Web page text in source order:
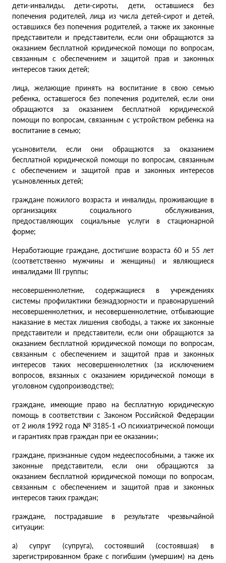
дети-инвалиды, дети-сироты, дети, оставшиеся без
попечения родителей, лица из числа детей-сирот и детей,
оставшихся без попечения родителей, а также их законные
представители и представители, если они обращаются за
оказанием бесплатной юридической помощи по вопросам,
связанным с обеспечением и защитой прав и законных
интересов таких детей;
лица, желающие принять на воспитание в свою семью
ребенка, оставшегося без попечения родителей, если они
обращаются за оказанием бесплатной юридической
помощи по вопросам, связанным с устройством ребенка на
воспитание в семью;
усыновители, если они обращаются за оказанием
бесплатной юридической помощи по вопросам, связанным
с обеспечением и защитой прав и законных интересов
усыновленных детей;
граждане пожилого возраста и инвалиды, проживающие в
организациях социального обслуживания,
предоставляющих социальные услуги в стационарной
форме;
Неработающие граждане, достигшие возраста 60 и 55 лет
(соответственно мужчины и женщины) и являющиеся
инвалидами III группы;
несовершеннолетние, содержащиеся в учреждениях
системы профилактики безнадзорности и правонарушений
несовершеннолетних, и несовершеннолетние, отбывающие
наказание в местах лишения свободы, а также их законные
представители и представители, если они обращаются за
оказанием бесплатной юридической помощи по вопросам,
связанным с обеспечением и защитой прав и законных
интересов таких несовершеннолетних (за исключением
вопросов, вязанных с оказанием юридической помощи в
уголовном судопроизводстве);
граждане, имеющие право на бесплатную юридическую
помощь в соответствии с Законом Российской Федерации
от 2 июля 1992 года № 3185-1 «О психиатрической помощи
и гарантиях прав граждан при ее оказании»;
граждане, признанные судом недееспособными, а также их
законные представители, если они обращаются за
оказанием бесплатной юридической помощи по вопросам,
связанным с обеспечением и защитой прав и законных
интересов таких граждан;
граждане, пострадавшие в результате чрезвычайной
ситуации:
а) супруг (супруга), состоявший (состоявшая) в
зарегистрированном браке с погибшим (умершим) на день